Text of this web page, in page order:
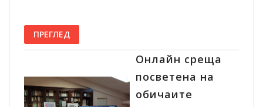
ПРЕГЛЕД
Онлайн среща
посветена на
обичаите